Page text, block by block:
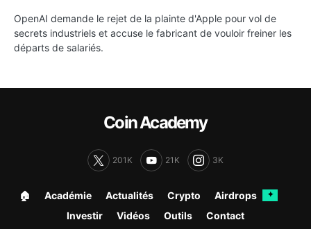
OpenAI demande le rejet de la plainte d'Apple pour vol de
secrets industriels et accuse le fabricant de vouloir freiner les
départs de salariés.
Coin Academy
201K 21K 3K
🏠︎ Académie Actualités Crypto Airdrops ✦
Investir Vidéos Outils Contact